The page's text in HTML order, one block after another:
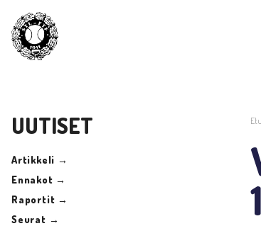
UUTISET
Artikkeli →
Ennakot →
Raportit →
Seurat →